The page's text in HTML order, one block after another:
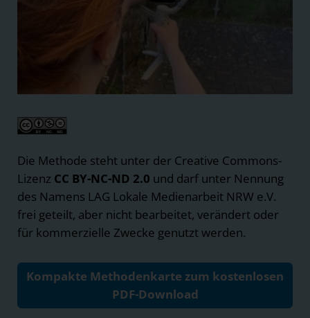
Die Methode steht unter der Creative Commons-
Lizenz CC BY-NC-ND 2.0 und darf unter Nennung
des Namens LAG Lokale Medienarbeit NRW e.V.
frei geteilt, aber nicht bearbeitet, verändert oder
für kommerzielle Zwecke genutzt werden.
Kompakte Methodenkarte zum kostenlosen
PDF-Download